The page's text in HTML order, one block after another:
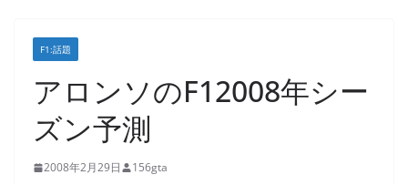
F1:話題
アロンソのF12008年シー
ズン予測
2008年2月29日 156gta